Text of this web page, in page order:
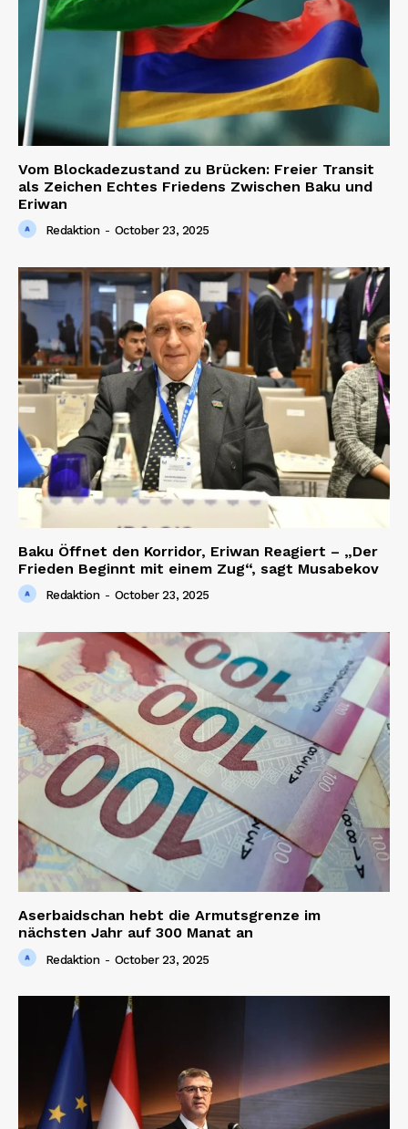
Vom Blockadezustand zu Brücken: Freier Transit
als Zeichen Echtes Friedens Zwischen Baku und
Eriwan
Redaktion - October 23, 2025
Baku Öffnet den Korridor, Eriwan Reagiert – „Der
Frieden Beginnt mit einem Zug“, sagt Musabekov
Redaktion - October 23, 2025
Aserbaidschan hebt die Armutsgrenze im
nächsten Jahr auf 300 Manat an
Redaktion - October 23, 2025